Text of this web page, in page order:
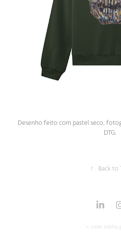
Desenho feito com pastel seco,
DTG.
↑ Back to
> visite minha